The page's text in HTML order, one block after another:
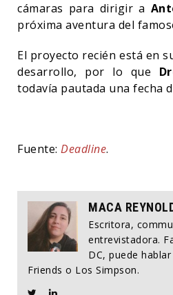
cámaras para dirigir a
próxima aventura del
El proyecto recién está en
desarrollo, por lo que
todavía pautada una fecha
Fuente: Deadline.
MACA
Escritora,
entrevistadora.
DC, puede
Friends o Los Simpson.